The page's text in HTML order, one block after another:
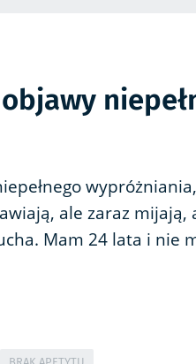
ale zaraz mijają,
Mam 24 lata i nie